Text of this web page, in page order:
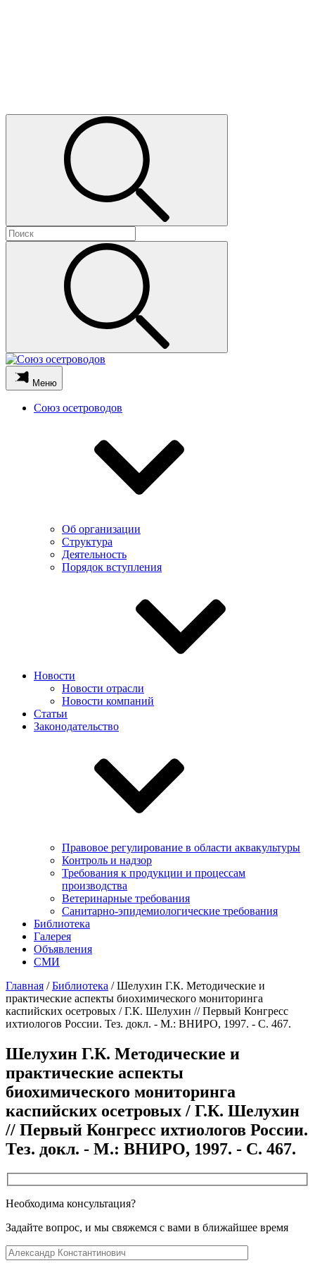
Меню
Союз осетроводов
Об организации
Структура
Деятельность
Порядок вступления
Новости
Новости отрасли
Новости компаний
Статьи
Законодательство
Правовое регулирование в области аквакультуры
Контроль и надзор
Требования к продукции и процессам
производства
Ветеринарные требования
Санитарно-эпидемиологические требования
Библиотека
Галерея
Объявления
СМИ
Главная /Библиотека /Шелухин Г.К. Методические и
практические аспекты биохимического мониторинга
каспийских осетровых / Г.К. Шелухин // Первый Конгресс
ихтиологов России. Тез. докл. - М.: ВНИРО, 1997. - С. 467.
Шелухин Г.К. Методические и
практические аспекты
биохимического мониторинга
каспийских осетровых / Г.К. Шелухин
// Первый Конгресс ихтиологов России.
Тез. докл. - М.: ВНИРО, 1997. - С. 467.
Необходима консультация?
Задайте вопрос, и мы свяжемся с вами в ближайшее время